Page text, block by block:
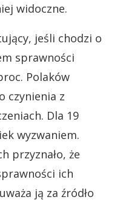
widoczne.
jeśli chodzi o
sprawności
Polaków
czynienia z
Dla 19
wyzwaniem.
przyznało, że
ich
ją za źródło